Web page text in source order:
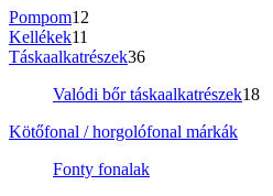
Pompom12
Kellékek11
Táskaalkatrészek36
Valódi bőr táskaalkatrészek18
Kötőfonal / horgolófonal márkák
Fonty fonalak